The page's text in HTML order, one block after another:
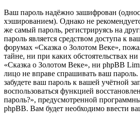
Ваш пароль надёжно зашифрован
хэшированием). Однако не
же самый пароль, регистрируясь на
пароль является средством доступа к
форумах «Сказка о Золотом Веке»,
тайне, ни при каких обстоятельствах ни
«Сказка о Золотом Веке», ни phpBB
лицо не вправе спрашивать ваш
забудете ваш пароль к вашей учётной
воспользоваться функцией
пароль?», предусмотренной
phpBB. Вам будет необходимо ввести